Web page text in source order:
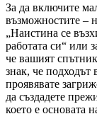
За да включите
възможностите –
„Наистина се
работата си“ или
че вашият
знак, че
проявявате
да създадете
което е основата